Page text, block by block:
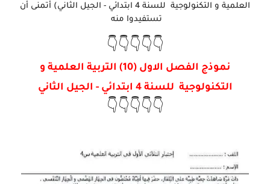
العلمية و التكنولوجية للسنة 4 ابتدائي - الجيل الثاني) أتمنى أن
تستفيدوا منه
👇👇👇👇👇
نموذج الفصل الاول (10) التربية العلمية و
التكنولوجية للسنة 4 ابتدائي - الجيل الثاني
👇👇👇👇👇